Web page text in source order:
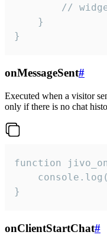
//
    }
}
onMessageSent#
Executed when a visitor
only if there is no chat
function
}
onClientStartChat#